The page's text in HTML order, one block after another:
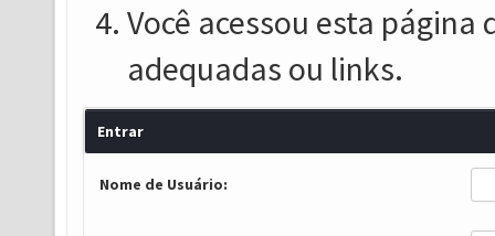
Você acessou esta
adequadas ou links.
Entrar
Nome de Usuário: